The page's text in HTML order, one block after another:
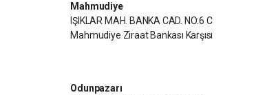
Mahmudiye
IŞIKLAR MAH. BANKA CAD. NO:6 C
Mahmudiye Ziraat Bankası Karşısı
Odunpazarı